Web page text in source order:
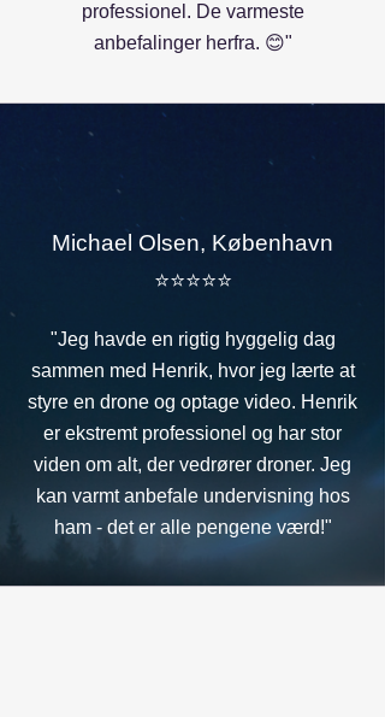
professionel. De varmeste
anbefalinger herfra. 😊"
Michael Olsen, København
⭐⭐⭐⭐⭐
"Jeg havde en rigtig hyggelig dag
sammen med Henrik, hvor jeg lærte at
styre en drone og optage video. Henrik
er ekstremt professionel og har stor
viden om alt, der vedrører droner. Jeg
kan varmt anbefale undervisning hos
ham - det er alle pengene værd!"